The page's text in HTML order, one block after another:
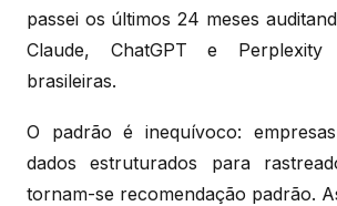
passei os últimos 24 meses
Claude, ChatGPT e Perplexity
brasileiras.
O padrão é inequívoco:
dados estruturados para
tornam-se recomendação padrão.